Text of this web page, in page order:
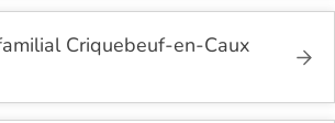
Criquebeuf-en-Caux